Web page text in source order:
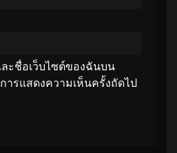
ะชื่อเว็บไซต์ของฉันบน
ารแสดงความเห็นครั้งถัดไป